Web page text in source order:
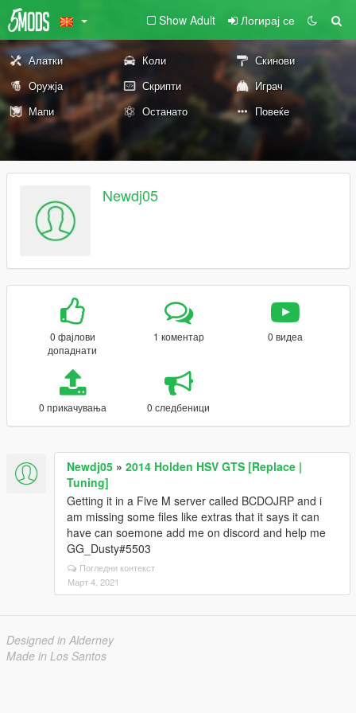
Show Adult Логирај се
Алатки Коли
Скинови
Оружја
Скрипти
Играч
Мапи
Останато Повеќе
Newdj05
0 фајлови
допаднати
1 коментар 0 видеа
0 прикачувања 0 следбеници
Newdj05 » 2014 Holden HSV GTS [Replace |
Tuning]
Getting it in a Five M server called BCDOJRP and i
am missing some files like extras that it says it can
have can soemone add me on discord and help me
GG_Dusty#5503
Погледни контекст
Март 4, 2021
Designed in Alderney
Made in Los Santos